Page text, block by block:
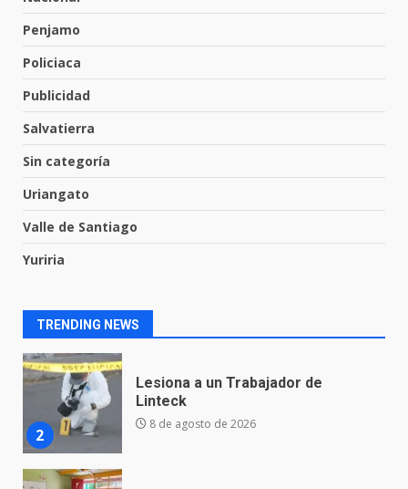
Penjamo
Policiaca
Publicidad
Salvatierra
Sin categoría
Uriangato
Valle de Santiago
Yuriria
TRENDING NEWS
7
6 de agosto de 2026
1
2
8 de agosto de 2026
3
Aprender jugando también salva
vidas.
8 de agosto de 2026